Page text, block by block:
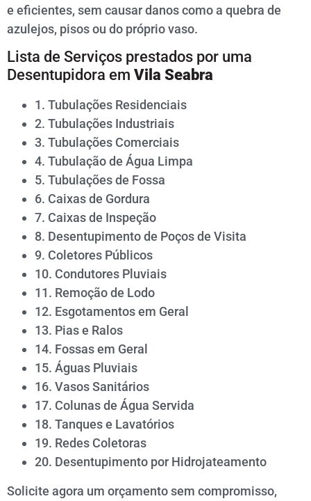
e eficientes, sem causar danos como a quebra de
azulejos, pisos ou do próprio vaso.
Lista de Serviços prestados por uma
Desentupidora em Vila Seabra
1. Tubulações Residenciais
2. Tubulações Industriais
3. Tubulações Comerciais
4. Tubulação de Água Limpa
5. Tubulações de Fossa
6. Caixas de Gordura
7. Caixas de Inspeção
8. Desentupimento de Poços de Visita
9. Coletores Públicos
10. Condutores Pluviais
11. Remoção de Lodo
12. Esgotamentos em Geral
13. Pias e Ralos
14. Fossas em Geral
15. Águas Pluviais
16. Vasos Sanitários
17. Colunas de Água Servida
18. Tanques e Lavatórios
19. Redes Coletoras
20. Desentupimento por Hidrojateamento
Solicite agora um orçamento sem compromisso,